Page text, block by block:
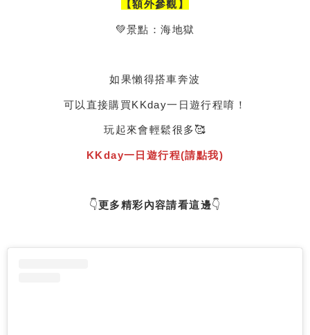
【額外參觀】
💚景點：海地獄
如果懶得搭車奔波
可以直接購買KKday一日遊行程唷！
玩起來會輕鬆很多🥰
KKday一日遊行程(請點我)
👇更多精彩內容請看這邊👇